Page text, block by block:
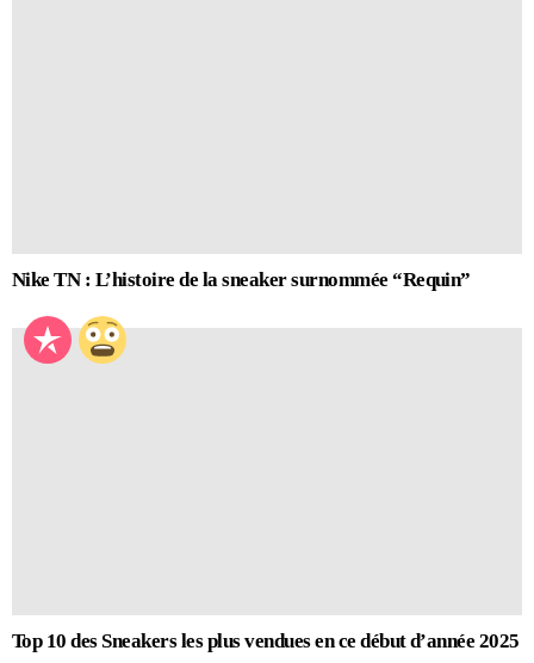
Nike TN : L’histoire de la sneaker surnommée “Requin”
Top 10 des Sneakers les plus vendues en ce début d’année 2025